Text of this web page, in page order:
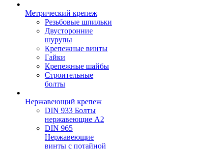
Метрический крепеж
Резьбовые шпильки
Двусторонние
шурупы
Крепежные винты
Гайки
Крепежные шайбы
Строительные
болты
Нержавеющий крепеж
DIN 933 Болты
нержавеющие А2
DIN 965
Нержавеющие
винты с потайной